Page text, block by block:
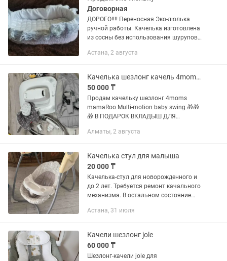
Договорная
ДОРОГО!!!! Переносная Эко-люлька
ручной работы. Качелька изготовлена
из сосны без использования шурупов и
крючком из хлопчатобумажной пряжи.
Астана, 2 августа
Качелька шезлонг качель 4moms - mamaRoo multi-motio
50 000 ₸
Продам качельку шезлонг 4moms
mamaRoo Multi-motion baby swing 🎁🎁
🎁 В ПОДАРОК ВКЛАДЫШ ДЛЯ
(двухсторонний светло-серый и темно-
новое за исключением...
Алматы, 2 августа
Качелька стул для малыша
20 000 ₸
Качелька-стул для новорожденного и
до 2 лет. Требуется ремонт качального
механизма. В остальном состояние
Астана, 31 июля
Качели шезлонг jole
60 000 ₸
Шезлонг-качели jole для